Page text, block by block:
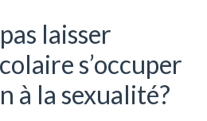
laisser
s’occuper
à la sexualité?